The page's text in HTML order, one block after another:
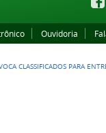
Ouvidoria
CLASSIFICADOS PARA